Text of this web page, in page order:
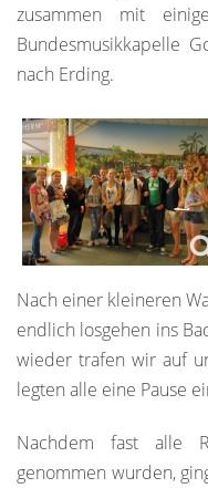
zusammen mit
Bundesmusikkapelle
nach Erding.
Nach einer kleineren
endlich losgehen ins
wieder trafen wir auf
legten alle eine Pause
Nachdem fast alle
genommen wurden,